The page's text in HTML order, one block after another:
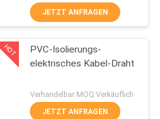
Kabel
203
JETZT ANFRAGEN
HOT
PVC-Isolierungs-
elektrisches Kabel-Draht
Verhandelbar MOQ:Verkäuflich
JETZT ANFRAGEN